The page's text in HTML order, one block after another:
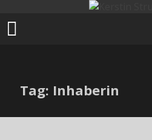
Inhalt
springen
Tag: Inhaberin